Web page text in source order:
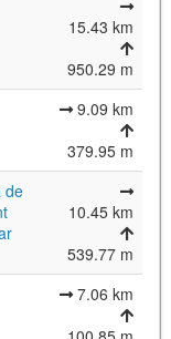
15.43 km
950.29 m
9.09 km
379.95 m
de
10.45 km
539.77 m
7.06 km